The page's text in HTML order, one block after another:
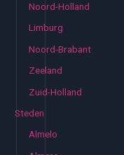
Noord-Holland
Limburg
Noord-Brabant
Zeeland
Zuid-Holland
Steden
Almelo